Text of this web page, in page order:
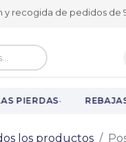
y recogida de pedidos de
PIERDAS·
los productos